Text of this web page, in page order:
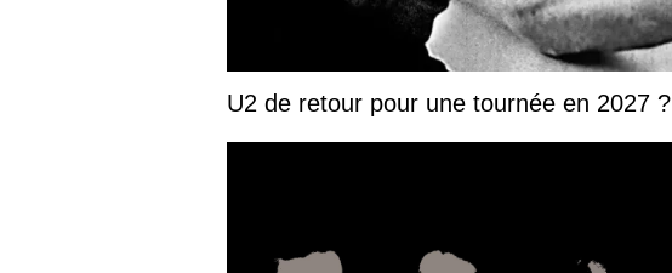
U2 de retour pour une tournée en 2027 ?